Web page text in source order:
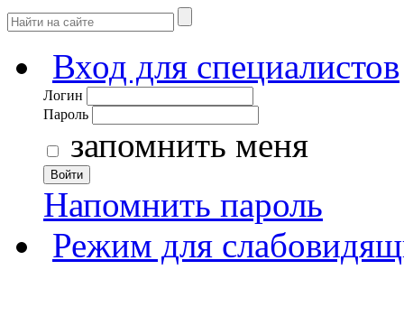
Вход для специалистов
Логин
Пароль
запомнить меня
Войти
Напомнить пароль
Режим для